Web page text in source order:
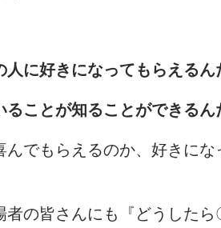
に好きになってもらえるん
ることが知ることができるん
んでもらえるのか、好きに
の皆さんにも『どうした